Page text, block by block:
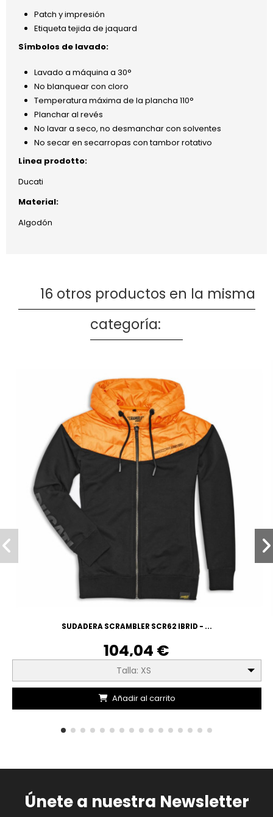
Patch y impresión
Etiqueta tejida de jaquard
Símbolos de lavado:
Lavado a máquina a 30°
No blanquear con cloro
Temperatura máxima de la plancha 110°
Planchar al revés
No lavar a seco, no desmanchar con solventes
No secar en secarropas con tambor rotativo
Linea prodotto:
Ducati
Material:
Algodón
16 otros productos en la misma
categoría:
SUDADERA SCRAMBLER SCR62 IBRID - ...
104,04 €
Talla: XS
Añadir al carrito
Únete a nuestra Newsletter